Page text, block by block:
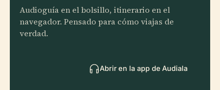
Audioguía en el bolsillo, itinerario en el
navegador. Pensado para cómo viajas de
verdad.
Abrir en la app de Audiala